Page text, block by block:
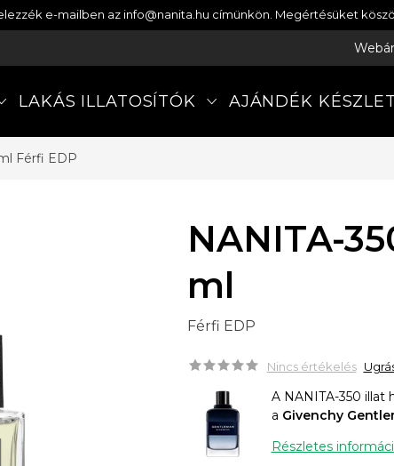
e-mailben az info@nanita.hu címünkön. Megértésüket
LAKÁS ILLATOSÍTÓK AJÁNDÉK KÉSZLET
Férfi EDP
NANITA-
ml
Férfi EDP
Nincs értékelés
A NANITA-350 illat
a Givenchy
Részletes